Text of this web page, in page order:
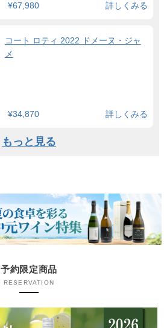
¥67,980 詳しくみる
コート ロティ 2022 ドメーヌ・ジャ
メ
¥34,870 詳しくみる
もっと見る
予約限定商品
RESERVATION